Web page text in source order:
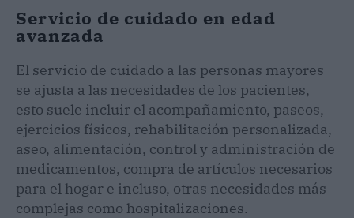
Servicio de cuidado en edad
avanzada
El servicio de cuidado a las personas mayores
se ajusta a las necesidades de los pacientes,
esto suele incluir el acompañamiento, paseos,
ejercicios físicos, rehabilitación personalizada,
aseo, alimentación, control y administración de
medicamentos, compra de artículos necesarios
para el hogar e incluso, otras necesidades más
complejas como hospitalizaciones.